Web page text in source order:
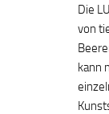
Die
von
kann